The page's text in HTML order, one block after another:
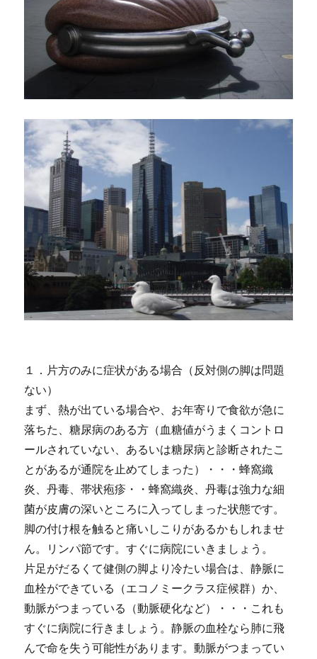
１．片方のみに症状がある場合（反対側の脚は問題
ない）
まず、熱が出ている場合や、お年寄りで食欲が急に
落ちた、糖尿病のある方（血糖値がうまくコントロ
ールされていない、あるいは糖尿病と診断されたこ
とがあるが通院を止めてしまった）・・・蜂窩織
炎、丹毒、帯状疱疹・・蜂窩織炎、丹毒は強力な細
菌が皮膚の深いところに入ってしまった状態です。
脚の付け根を触ると痛いしこりがあるかもしれませ
ん。リンパ節です。すぐに病院にいきましょう。
片足がだるくて健側の脚より冷たい場合は、静脈に
血栓ができている（エコノミークラス症候群）か、
動脈がつまっている（動脈硬化など）・・・これも
すぐに病院に行きましょう。静脈の血栓なら肺に飛
んで命を失う可能性があります。動脈がつまってい